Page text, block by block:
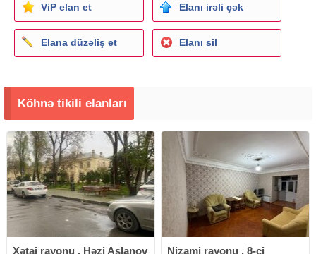
ViP elan et Elanı irəli çək
Elana düzəliş et Elanı sil
Köhnə tikili elanları
Xətai rayonu , Həzi Aslanov Nizami rayonu , 8-ci